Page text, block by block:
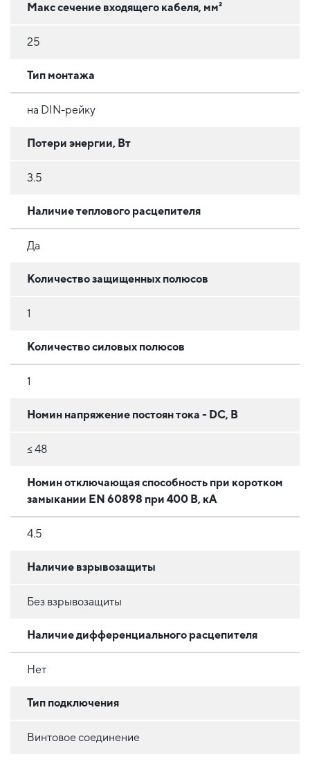
Макс сечение входящего кабеля, мм²
25
Тип монтажа
на DIN-рейку
Потери энергии, Вт
3.5
Наличие теплового расцепителя
Да
Количество защищенных полюсов
1
Количество силовых полюсов
1
Номин напряжение постоян тока - DC, В
≤ 48
Номин отключающая способность при коротком
замыкании EN 60898 при 400 В, кА
4.5
Наличие взрывозащиты
Без взрывозащиты
Наличие дифференциального расцепителя
Нет
Тип подключения
Винтовое соединение